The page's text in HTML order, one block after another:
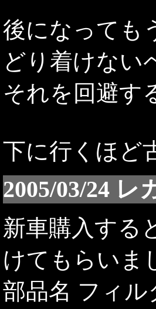
後になっても
どり着けない
それを回避す
下に行くほど
2005/03/24
新車購入する
けてもらいま
部品名 フィ